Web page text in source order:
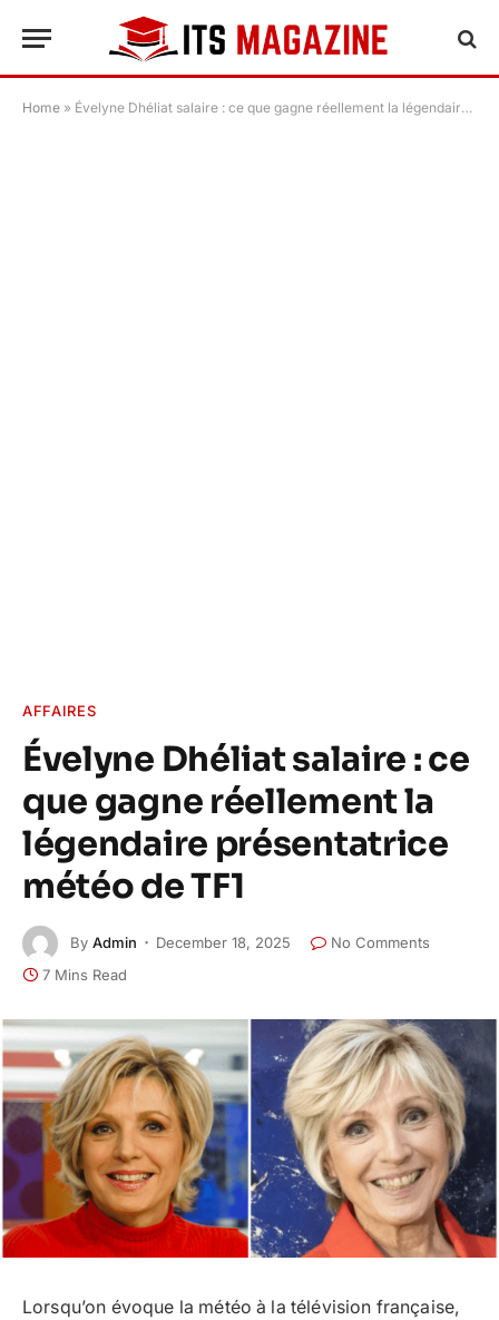
Home » Évelyne Dhéliat salaire : ce que gagne réellement la légendaire présentatrice météo de TF1
AFFAIRES
Évelyne Dhéliat salaire : ce
que gagne réellement la
légendaire présentatrice
météo de TF1
By Admin December 18, 2025
No Comments
7 Mins Read
Lorsqu’on évoque la météo à la télévision française,